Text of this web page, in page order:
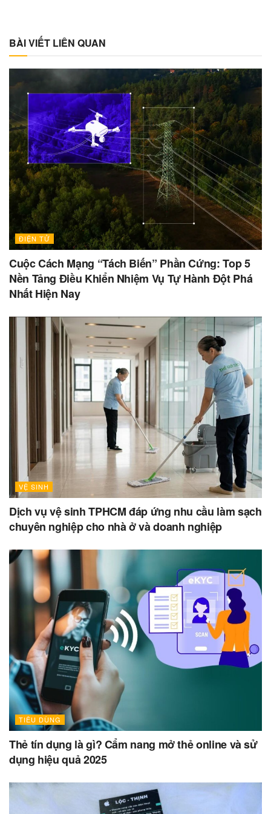
BÀI VIẾT LIÊN QUAN
ĐIỆN TỬ
Cuộc Cách Mạng “Tách Biến” Phần Cứng: Top 5
Nền Tảng Điều Khiển Nhiệm Vụ Tự Hành Đột Phá
Nhất Hiện Nay
VỆ SINH
Dịch vụ vệ sinh TPHCM đáp ứng nhu cầu làm sạch
chuyên nghiệp cho nhà ở và doanh nghiệp
TIÊU DÙNG
Thẻ tín dụng là gì? Cẩm nang mở thẻ online và sử
dụng hiệu quả 2025